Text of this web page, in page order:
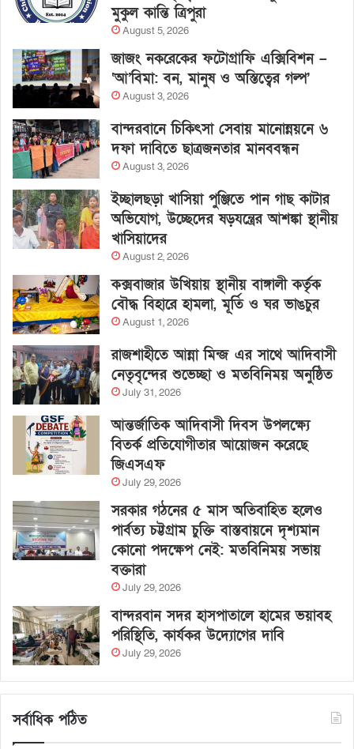
মুকুল কান্তি ত্রিপুরা
August 5, 2026
জাজং নকরেকের ফটোগ্রাফি এক্সিবিশন –
‘আ’বিমা: বন, মানুষ ও অস্তিত্বের গল্প’
August 3, 2026
বান্দরবানে চিকিৎসা সেবায় মানোন্নয়নে ৬
দফা দাবিতে ছাত্রজনতার মানববন্ধন
August 3, 2026
ইচ্ছালছড়া খাসিয়া পুঞ্জিতে পান গাছ কাটার
অভিযোগ, উচ্ছেদের ষড়যন্ত্রের আশঙ্কা স্থানীয়
খাসিয়াদের
August 2, 2026
কক্সবাজার উখিয়ায় স্থানীয় বাঙ্গালী কর্তৃক
বৌদ্ধ বিহারে হামলা, মূর্তি ও ঘর ভাঙচুর
August 1, 2026
রাজশাহীতে আন্না মিন্জ এর সাথে আদিবাসী
নেতৃবৃন্দের শুভেচ্ছা ও মতবিনিময় অনুষ্ঠিত
July 31, 2026
আন্তর্জাতিক আদিবাসী দিবস উপলক্ষ্যে
বিতর্ক প্রতিযোগীতার আয়োজন করেছে
জিএসএফ
July 29, 2026
সরকার গঠনের ৫ মাস অতিবাহিত হলেও
পার্বত্য চট্টগ্রাম চুক্তি বাস্তবায়নে দৃশ্যমান
কোনো পদক্ষেপ নেই: মতবিনিময় সভায়
বক্তারা
July 29, 2026
বান্দরবান সদর হাসপাতালে হামের ভয়াবহ
পরিস্থিতি, কার্যকর উদ্যোগের দাবি
July 29, 2026
সর্বাধিক পঠিত